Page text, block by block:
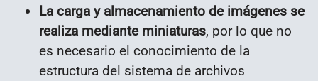
La carga y almacenamiento de imágenes se
realiza mediante miniaturas, por lo que no
es necesario el conocimiento de la
estructura del sistema de archivos